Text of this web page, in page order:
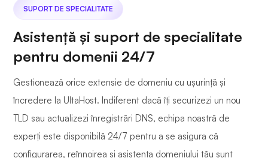
SUPORT DE SPECIALITATE
Asistență și suport de specialitate
pentru domenii 24/7
Gestionează orice extensie de domeniu cu ușurință și
încredere la UltaHost. Indiferent dacă îți securizezi un nou
TLD sau actualizezi înregistrări DNS, echipa noastră de
experți este disponibilă 24/7 pentru a se asigura că
configurarea, reînnoirea și asistența domeniului tău sunt